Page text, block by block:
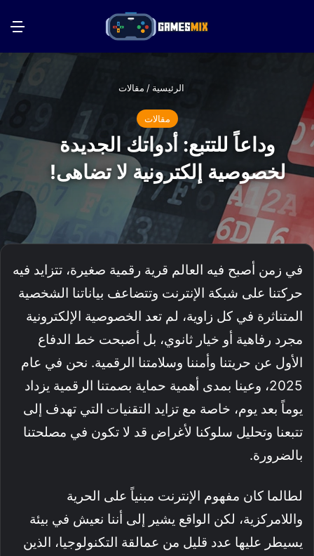
الرئيسية / مقالات
مقالات
وداعاً للتتبع: أدواتك الجديدة
لخصوصية إلكترونية لا تضاهى!
في زمن أصبح فيه العالم قرية رقمية صغيرة، تتزايد فيه
حركتنا على شبكة الإنترنت وتتضاعف بياناتنا الشخصية
المتناثرة في كل زاوية، لم تعد الخصوصية الإلكترونية
مجرد رفاهية أو خيار ثانوي، بل أصبحت خط الدفاع
الأول عن حريتنا وأمننا وسلامتنا الرقمية. نحن في عام
2025، وعينا بمدى أهمية حماية بصمتنا الرقمية يزداد
يوماً بعد يوم، خاصة مع تزايد التقنيات التي تهدف إلى
تتبعنا وتحليل سلوكنا لأغراض قد لا تكون في مصلحتنا
بالضرورة.
لطالما كان مفهوم الإنترنت مبنياً على الحرية
واللامركزية، لكن الواقع يشير إلى أننا نعيش في بيئة
يسيطر عليها عدد قليل من عمالقة التكنولوجيا، الذين